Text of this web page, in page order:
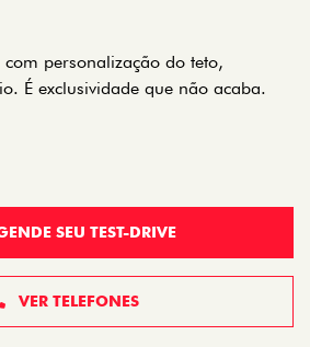
personalização do teto,
É exclusividade que não acaba.
VER TELEFONES
SEU TEST-DRIVE